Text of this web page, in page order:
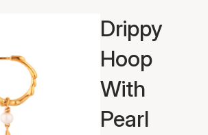
Drippy
Hoop
With
Pearl